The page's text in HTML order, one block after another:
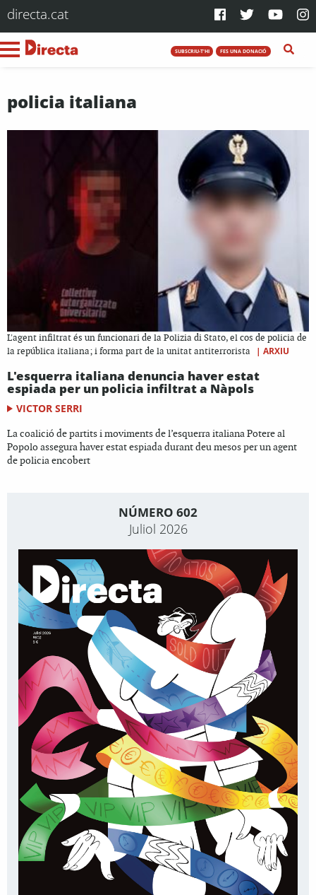
directa.cat
SUBSCRIU-T'HI FES UNA DONACIÓ
policia italiana
L'agent infiltrat és un funcionari de la Polizia di Stato, el cos de policia de
la república italiana; i forma part de la unitat antiterrorista
| ARXIU
L'esquerra italiana denuncia haver estat
espiada per un policia infiltrat a Nàpols
VICTOR SERRI
La coalició de partits i moviments de l’esquerra italiana Potere al
Popolo assegura haver estat espiada durant deu mesos per un agent
de policia encobert
NÚMERO 602
Juliol 2026